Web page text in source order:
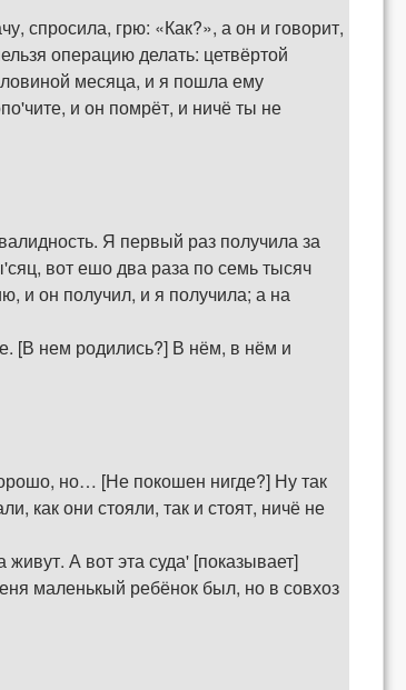
спросила, грю: «Как?», а он и говорит,
операцию делать: цетвёртой
месяца, и я пошла ему
и он помрёт, и ничё ты не
Я первый раз получила за
вот ешо два раза по семь тысяч
и он получил, и я получила; а на
[В нем родились?] В нём, в нём и
но… [Не покошен нигде?] Ну так
как они стояли, так и стоят, ничё не
А вот эта суда' [показывает]
маленькый ребёнок был, но в совхоз